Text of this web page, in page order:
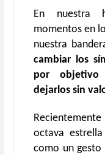
En nuestra
momentos en
nuestra
cambiar los
por objetivo
dejarlos sin
Recientemente
octava
como un gesto